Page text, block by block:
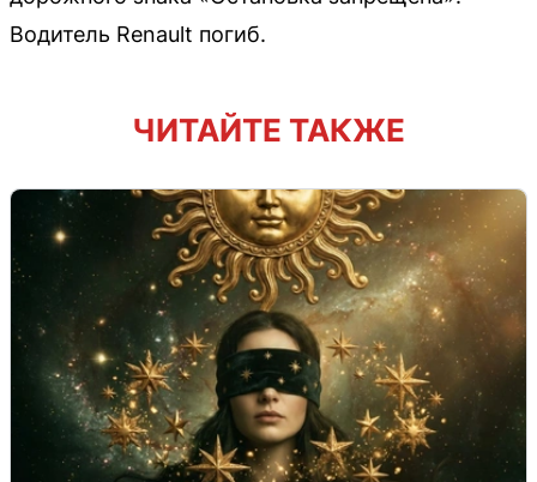
Водитель Renault погиб.
ЧИТАЙТЕ ТАКЖЕ